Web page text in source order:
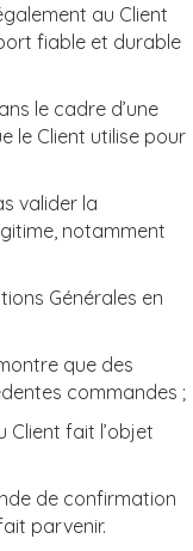
au Client
fiable et durable
le cadre d’une
le Client utilise pour
valider la
notamment
Générales en
que des
commandes ;
Client fait l’objet
de confirmation
parvenir.